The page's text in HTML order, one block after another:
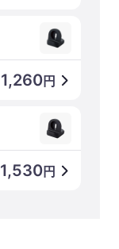
1,260円
1,530円